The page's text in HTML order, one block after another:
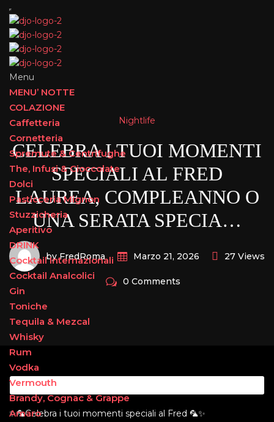
Menu
MENU’ NOTTE
COLAZIONE
Caffetteria
Cornetteria
Spremute & Centrifughe
The, Infusi & Cioccolate
Dolci
Pasticceria Mignon
Stuzzicheria
Aperitivo
DRINK
Cocktail Internazionali
Cocktail Analcolici
Gin
Toniche
Tequila & Mezcal
Whisky
Rum
Vodka
Vermouth
Brandy, Cognac & Grappe
Amaro
Nightlife
CELEBRA I TUOI MOMENTI
SPECIALI AL FRED
LAUREA, COMPLEANNO O
UNA SERATA SPECIA…
by FredRoma Marzo 21, 2026 27 Views
0 Comments
✨🦜Celebra i tuoi momenti speciali al Fred 🦜✨